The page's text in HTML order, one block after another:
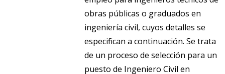
obras públicas o graduados en
ingeniería civil, cuyos detalles se
especifican a continuación. Se trata
de un proceso de selección para un
puesto de Ingeniero Civil en